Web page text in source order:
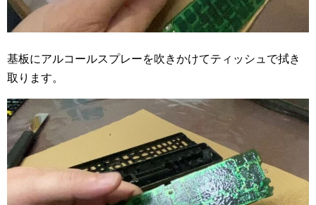
基板にアルコールスプレーを吹きかけてティッシュで拭き
取ります。